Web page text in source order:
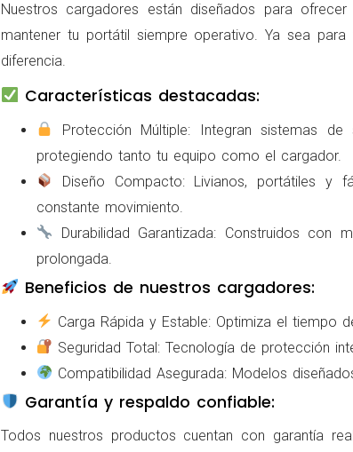
Nuestros cargadores están diseñados para
mantener tu portátil siempre operativo. Ya sea
diferencia.
Características destacadas:
Protección Múltiple: Integran sistemas
protegiendo tanto tu equipo como el cargador.
Diseño Compacto: Livianos, portátiles y
constante movimiento.
Durabilidad Garantizada: Construidos
prolongada.
Beneficios de nuestros cargadores:
Carga Rápida y Estable: Optimiza el tiempo
Seguridad Total: Tecnología de protección
Compatibilidad Asegurada: Modelos
Garantía y respaldo confiable:
Todos nuestros productos cuentan con garantía